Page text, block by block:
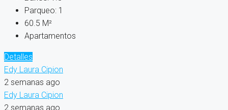
Parqueo: 1
60.5 M²
Apartamentos
Detalles
Edy Laura Cipion
2 semanas ago
Edy Laura Cipion
2 semanas ago